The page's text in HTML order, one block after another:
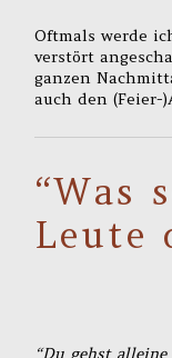
Oftmals werde
verstört
ganzen
auch den (Feier-
“Was
Leute
“Du gehst alleine